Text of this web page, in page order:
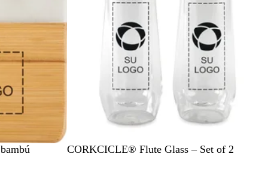
C
CORKCICLE® Flute Glass – Set of 2